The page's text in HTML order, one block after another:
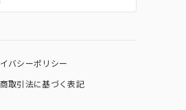
バシーポリシー
取引法に基づく表記